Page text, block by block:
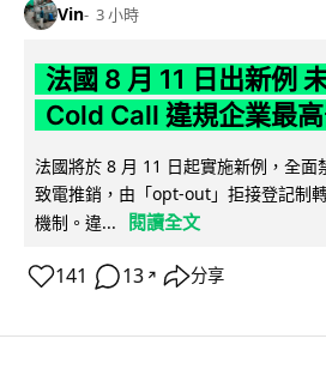
Vin 3 小時
法國 8 月 11 日出新例
Cold Call 違規企業最
法國將於 8 月 11 日起實施新例，全面
致電推銷，由「opt-out」拒接登記制
機制。違...
閱讀全文
141 13 ↗ 分享